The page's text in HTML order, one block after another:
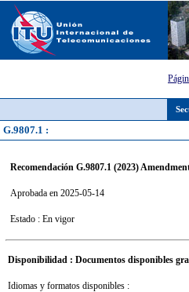
G.9807.1 :
Recomendación G.9807.1 (2023)
Aprobada en 2025-05-14
Estado : En vigor
Disponibilidad : Documentos disponibles
Idiomas y formatos disponibles :